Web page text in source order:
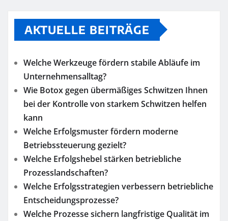
AKTUELLE BEITRÄGE
Welche Werkzeuge fördern stabile Abläufe im
Unternehmensalltag?
Wie Botox gegen übermäßiges Schwitzen Ihnen
bei der Kontrolle von starkem Schwitzen helfen
kann
Welche Erfolgsmuster fördern moderne
Betriebssteuerung gezielt?
Welche Erfolgshebel stärken betriebliche
Prozesslandschaften?
Welche Erfolgsstrategien verbessern betriebliche
Entscheidungsprozesse?
Welche Prozesse sichern langfristige Qualität im